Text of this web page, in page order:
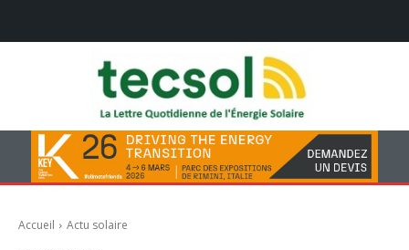
Accueil Actu solaire